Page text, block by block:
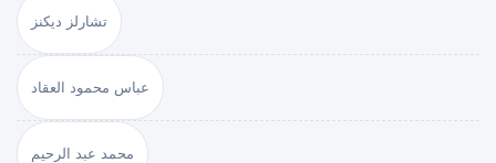
تشارلز ديكنز
عباس محمود العقاد
محمد عبد الرحيم